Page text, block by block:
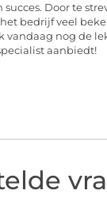
Door te
bedrijf veel
vandaag nog de
aanbiedt!